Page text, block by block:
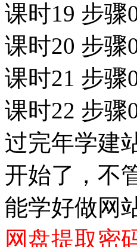
课时19 步骤
课时20 步骤
课时21 步骤
课时22 步骤
过完年学建
开始了，不
能学好做网
网盘提取密